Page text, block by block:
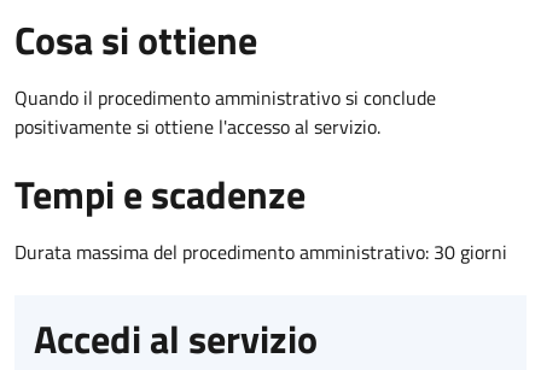
Cosa si ottiene
Quando il procedimento amministrativo si conclude
positivamente si ottiene l'accesso al servizio.
Tempi e scadenze
Durata massima del procedimento amministrativo: 30 giorni
Accedi al servizio